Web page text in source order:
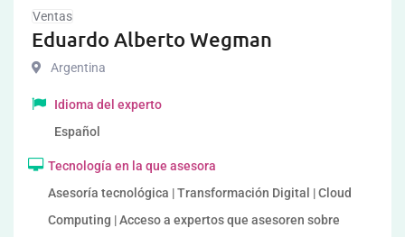
Ventas
Eduardo Alberto Wegman
Argentina
Idioma del experto
Español
Tecnología en la que asesora
Asesoría tecnológica | Transformación Digital | Cloud
Computing | Acceso a expertos que asesoren sobre